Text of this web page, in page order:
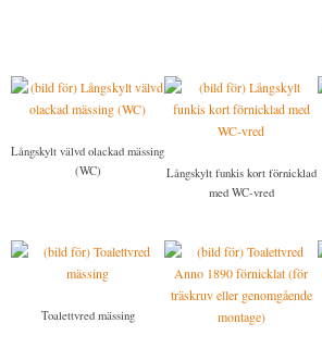
Långskylt välvd olackad mässing
(WC)
Långskylt funkis kort förnicklad
med WC-vred
Toalettvred mässing